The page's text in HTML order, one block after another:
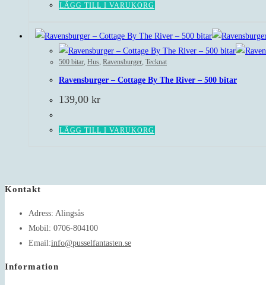
LÄGG TILL I VARUKORG
500 bitar, Hus, Ravensburger, Tecknat
Ravensburger – Cottage By The River – 500 bitar
139,00 kr
LÄGG TILL I VARUKORG
Kontakt
Adress: Alingsås
Mobil: 0706-804100
Email:info@pusselfantasten.seOpens
Information